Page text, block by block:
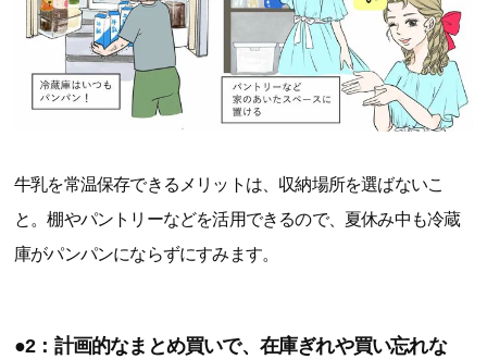
牛乳を常温保存できるメリットは、収納場所を選ばないこ
と。棚やパントリーなどを活用できるので、夏休み中も冷蔵
庫がパンパンにならずにすみます。
●2：計画的なまとめ買いで、在庫ぎれや買い忘れな